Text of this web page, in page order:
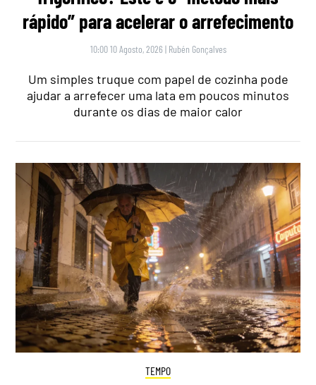
rápido” para acelerar o arrefecimento
10:00 10 Agosto, 2026 | Rubén Gonçalves
Um simples truque com papel de cozinha pode
ajudar a arrefecer uma lata em poucos minutos
durante os dias de maior calor
TEMPO